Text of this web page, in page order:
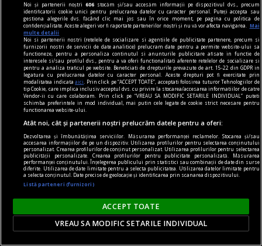
publicitate
De unde vine expresia „Zarurile au fost
aruncate"?
„Să înceapă jocul!”.
Noi și partenerii noștri606 stocăm și/sau accesăm informații pe dispozitivul dvs., precum
identificatorii cookie unici pentru prelucrarea datelor cu caracter personal. Puteți accepta sau
gestiona alegerile dvs. făcând clic mai jos sau în orice moment, pe pagina cu politica de
confidențialitate. Aceste alegeri vor fi raportate partenerilor noștri și nu vă vor afecta navigarea.
Mai
multe detalii
Noi si partenerii nostri (retelele de socializare si agentiile de publicitate partenere, precum si
furnizorii nostri de servicii de date analitice) prelucram date pentru a permite website-ului sa
functioneze, pentru a personaliza continutul si anunturile publicitare afisate in functie de
interesele si/sau profilul dvs., pentru a va oferi functionalitati aferente retelelor de socializare si
pentru a analiza traficul pe website. Beneficiati de drepturile prevazute de art. 15-22 din GDPR in
legatura cu prelucrarea datelor cu caracter personal. Aceste drepturi pot fi exercitate prin
modalitatea indicataaici
. Prin click pe “ACCEPT TOATE”, acceptati folosirea tuturor Tehnologiilor de
tip Cookie, care implica inclusiv acceptul dvs. cu privire la stocarea/accesarea informatiilor de catre
Vendor-ii cu care colaboram. Prin click pe “VREAU SA MODIFIC SETARILE INDIVIDUAL” puteti
schimba preferintele in mod individual, mai putin cele legate de cookie strict necesare pentru
functionarea website-ului.
Atât noi, cât și partenerii noștri prelucrăm datele pentru a oferi:
Dezvoltarea și îmbunătățirea serviciilor. Măsurarea performanței reclamelor. Stocarea și/sau
accesarea informațiilor de pe un dispozitiv. Utilizarea profilurilor pentru selectarea conținutului
personalizat. Crearea profilurilor de conținut personalizat. Utilizarea profilurilor pentru selectarea
publicității personalizate. Crearea profilurilor pentru publicitate personalizată. Măsurarea
performanței conținutului. Înțelegerea publicului prin statistici sau combinații de date din surse
diferite. Utilizarea de date limitate pentru a selecta publicitatea. Utilizarea datelor limitate pentru
a selecta conținutul. Date precise de geolocație și identificarea prin scanarea dispozitivului.
Listă parteneri (furnizori)
ACCEPT TOATE
VREAU SA MODIFIC SETARILE INDIVIDUAL